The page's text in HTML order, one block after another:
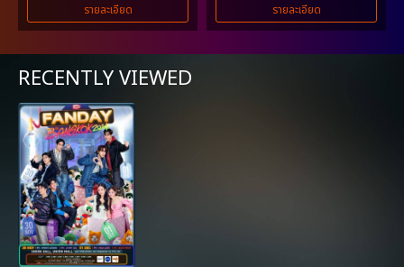
รายละเอียด รายละเอียด
RECENTLY VIEWED